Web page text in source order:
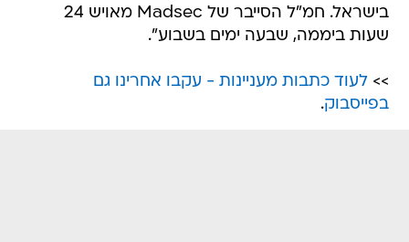
בישראל. חמ"ל הסייבר של Madsec מאויש 24
שעות ביממה, שבעה ימים בשבוע".
>>לעוד כתבות מעניינות - עקבו אחרינו גם
בפייסבוק.